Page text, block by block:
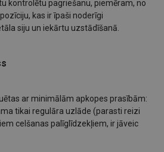
kontrolētu pagriešanu, piemēram, no
kas ir īpaši noderīgi
siju un iekārtu uzstādīšanā.
ar minimālām apkopes prasībām:
tikai regulāra uzlāde (parasti reizi
celšanas palīglīdzekļiem, ir jāveic